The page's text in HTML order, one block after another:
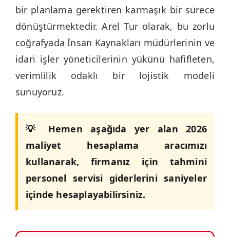
bir planlama gerektiren karmaşık bir sürece
dönüştürmektedir. Arel Tur olarak, bu zorlu
coğrafyada İnsan Kaynakları müdürlerinin ve
idari işler yöneticilerinin yükünü hafifleten,
verimlilik odaklı bir lojistik modeli
sunuyoruz.
💡 Hemen aşağıda yer alan 2026
maliyet hesaplama aracımızı
kullanarak, firmanız için tahmini
personel servisi giderlerini saniyeler
içinde hesaplayabilirsiniz.